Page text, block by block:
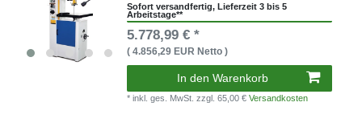
Sofort versandfertig, Lieferzeit 3 bis 5
Arbeitstage**
5.778,99 € *
( 4.856,29 EUR Netto )
In den Warenkorb
* inkl. ges. MwSt.zzgl. 65,00 €Versandkosten